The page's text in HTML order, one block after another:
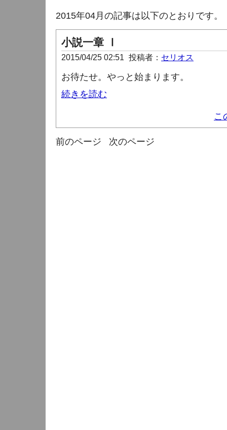
2015年04月の記事は以下のとおりです。
小説一章 Ⅰ
2015/04/25 02:51 投稿者： セリオス
お待たせ。やっと始まります。
続きを読む
こ
前のページ 次のページ